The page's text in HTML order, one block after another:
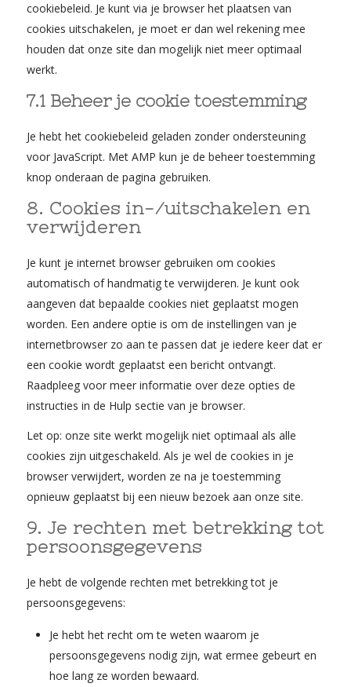
cookiebeleid. Je kunt via je browser het plaatsen van
cookies uitschakelen, je moet er dan wel rekening mee
houden dat onze site dan mogelijk niet meer optimaal
werkt.
7.1 Beheer je cookie toestemming
Je hebt het cookiebeleid geladen zonder ondersteuning
voor JavaScript. Met AMP kun je de beheer toestemming
knop onderaan de pagina gebruiken.
8. Cookies in-/uitschakelen en
verwijderen
Je kunt je internet browser gebruiken om cookies
automatisch of handmatig te verwijderen. Je kunt ook
aangeven dat bepaalde cookies niet geplaatst mogen
worden. Een andere optie is om de instellingen van je
internetbrowser zo aan te passen dat je iedere keer dat er
een cookie wordt geplaatst een bericht ontvangt.
Raadpleeg voor meer informatie over deze opties de
instructies in de Hulp sectie van je browser.
Let op: onze site werkt mogelijk niet optimaal als alle
cookies zijn uitgeschakeld. Als je wel de cookies in je
browser verwijdert, worden ze na je toestemming
opnieuw geplaatst bij een nieuw bezoek aan onze site.
9. Je rechten met betrekking tot
persoonsgegevens
Je hebt de volgende rechten met betrekking tot je
persoonsgegevens:
Je hebt het recht om te weten waarom je
persoonsgegevens nodig zijn, wat ermee gebeurt en
hoe lang ze worden bewaard.